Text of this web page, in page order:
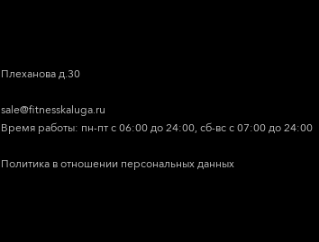
Плеханова д.30
sale@fitnesskaluga.ru
Время работы: пн-пт с 06:00 до 24:00, сб-вс с 07:00 до 24:00
Политика в отношении персональных данных